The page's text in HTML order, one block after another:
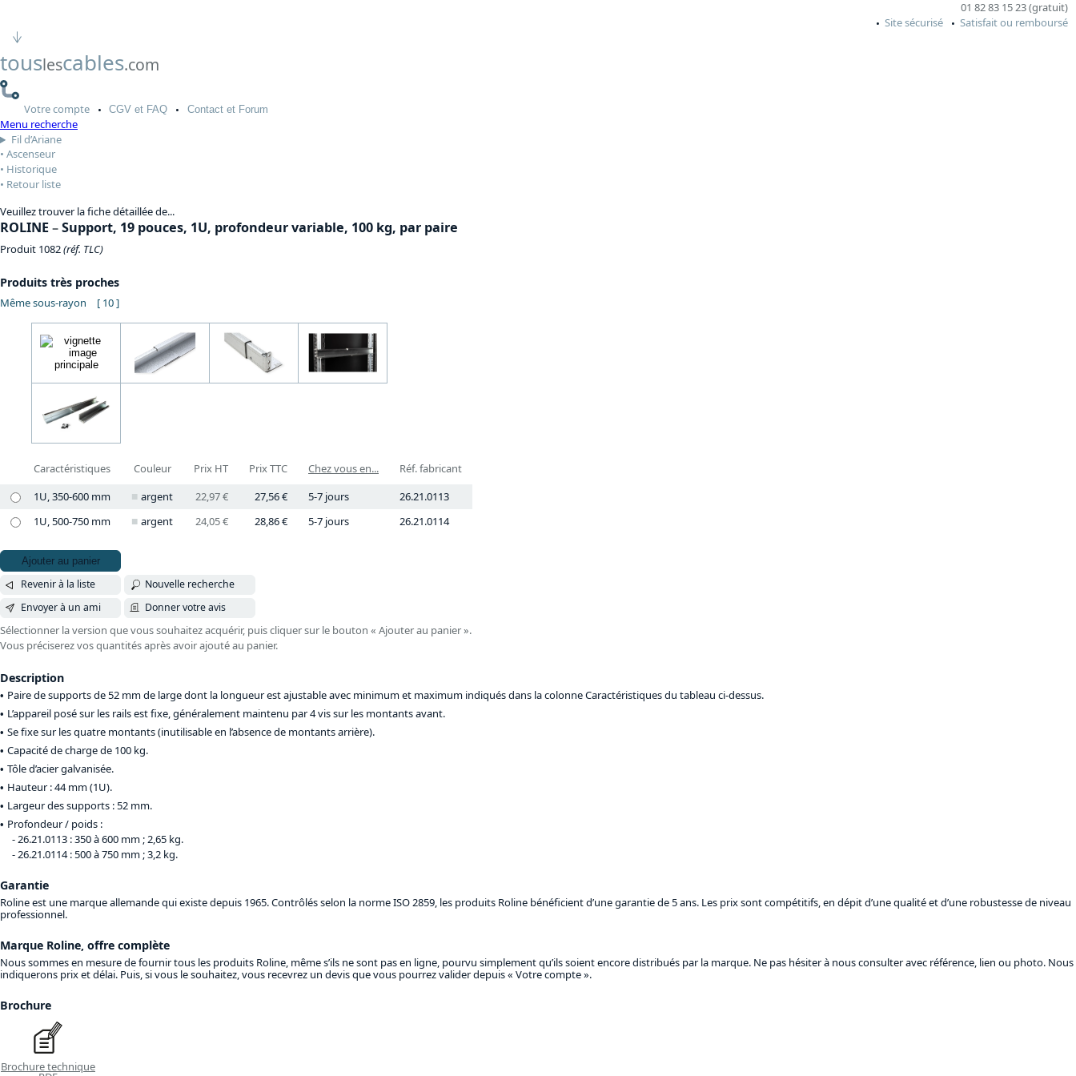
01 82 83 15 23 (gratuit)
Site sécurisé
Satisfait ou remboursé
touslescables.com
Votrecompte CGV et FAQ Contactet Forum
Menu recherche
Fil d’Ariane
Ascenseur
Historique
Retour liste
Veuillez trouver la fiche détaillée de...
ROLINE–Support, 19 pouces, 1U, profondeur variable, 100 kg, par paire
Produit 1082(réf. TLC)
Produits très proches
Même sous-rayon [ 10 ]
Caractéristiques Couleur Prix HT Prix TTC Chez vous en...
Réf. fabricant
1U, 350-600 mm
argent 22,97 € 27,56 € 5-7 jours
26.21.0113
1U, 500-750 mm
argent 24,05 € 28,86 € 5-7 jours 26.21.0114
Ajouter au panier
Revenir à la liste
Nouvelle recherche
Envoyer à un ami
Donner votre avis
Sélectionner la version que vous souhaitez acquérir, puis cliquer sur le bouton « Ajouter au panier ».
Vous préciserez vos quantités après avoir ajouté au panier.
Description
Paire de supports de 52 mm de large dont la longueur est ajustable avec minimum et maximum indiqués dans la colonne Caractéristiques du tableau ci-dessus.
L’appareil posé sur les rails est fixe, généralement maintenu par 4 vis sur les montants avant.
Se fixe sur les quatre montants (inutilisable en l’absence de montants arrière).
Capacité de charge de 100 kg.
Tôle d’acier galvanisée.
Hauteur : 44 mm (1U).
Largeur des supports : 52 mm.
Profondeur / poids :
26.21.0113 : 350 à 600 mm ; 2,65 kg.
26.21.0114 : 500 à 750 mm ; 3,2 kg.
Garantie
Roline est une marque allemande qui existe depuis 1965. Contrôlés selon la norme ISO 2859, les produits Roline bénéficient d’une garantie de 5 ans. Les prix sont compétitifs, en dépit d’une qualité et d’une robustesse de niveau
professionnel.
Marque Roline, offre complète
Nous sommes en mesure de fournir tous les produits Roline, même s’ils ne sont pas en ligne, pourvu simplement qu’ils soient encore distribués par la marque. Ne pas hésiter à nous consulter avec référence, lien ou photo. Nous
indiquerons prix et délai. Puis, si vous le souhaitez, vous recevrez un devis que vous pourrez valider depuis « Votre compte ».
Brochure
Brochure technique